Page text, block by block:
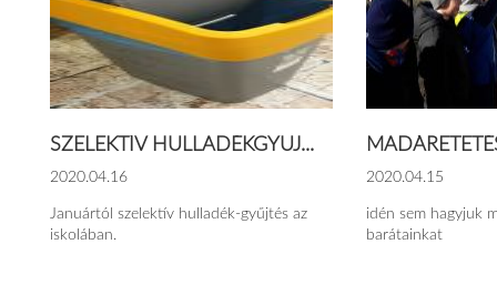
SZELEKTÍV HULLADÉKGYŰJ...
2020.04.16
Januártól szelektív hulladék-gyűjtés az
iskolában.
2020.04.15
idén sem hagyjuk
barátainkat